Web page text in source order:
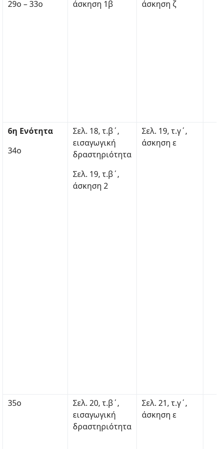
29ο – 33ο
άσκηση 1β
άσκηση ζ
6η Ενότητα
34ο
Σελ. 18, τ.β΄,
εισαγωγική
δραστηριότητα
Σελ. 19, τ.β΄,
άσκηση 2
Σελ. 19, τ.γ΄,
άσκηση ε
35ο
Σελ. 20, τ.β΄,
εισαγωγική
δραστηριότητα
Σελ. 21, τ.γ΄,
άσκηση ε